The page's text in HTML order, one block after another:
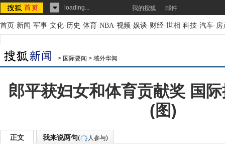
loading... 我的搜狐 邮件
首页-新闻-军事-文化-历史-体育-NBA-视频-娱谈-财经-世相-科技-汽车-房
> 国际要闻 > 域外华闻
郎平获妇女和体育贡献奖 国
(图)
正文 我来说两句( 人参与)